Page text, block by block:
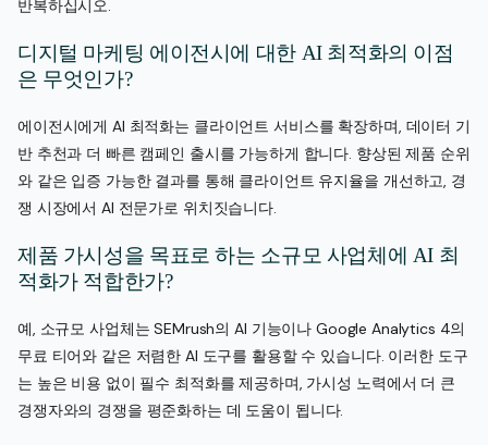
반복하십시오.
디지털 마케팅 에이전시에 대한 AI 최적화의 이점
은 무엇인가?
에이전시에게 AI 최적화는 클라이언트 서비스를 확장하며, 데이터 기
반 추천과 더 빠른 캠페인 출시를 가능하게 합니다. 향상된 제품 순위
와 같은 입증 가능한 결과를 통해 클라이언트 유지율을 개선하고, 경
쟁 시장에서 AI 전문가로 위치짓습니다.
제품 가시성을 목표로 하는 소규모 사업체에 AI 최
적화가 적합한가?
예, 소규모 사업체는 SEMrush의 AI 기능이나 Google Analytics 4의
무료 티어와 같은 저렴한 AI 도구를 활용할 수 있습니다. 이러한 도구
는 높은 비용 없이 필수 최적화를 제공하며, 가시성 노력에서 더 큰
경쟁자와의 경쟁을 평준화하는 데 도움이 됩니다.